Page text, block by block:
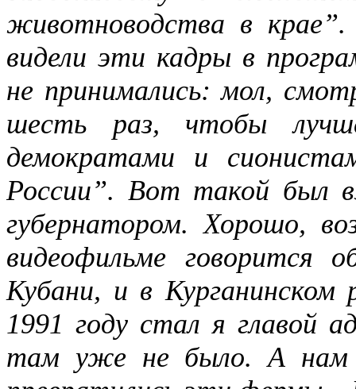
животноводства в
видели эти кадры в
не принимались: мол,
шесть раз, чтобы
демократами и
России”. Вот такой был
губернатором. Хорошо,
видеофильме говорится
Кубани, и в
1991 году стал я главой
там уже не было. А нам